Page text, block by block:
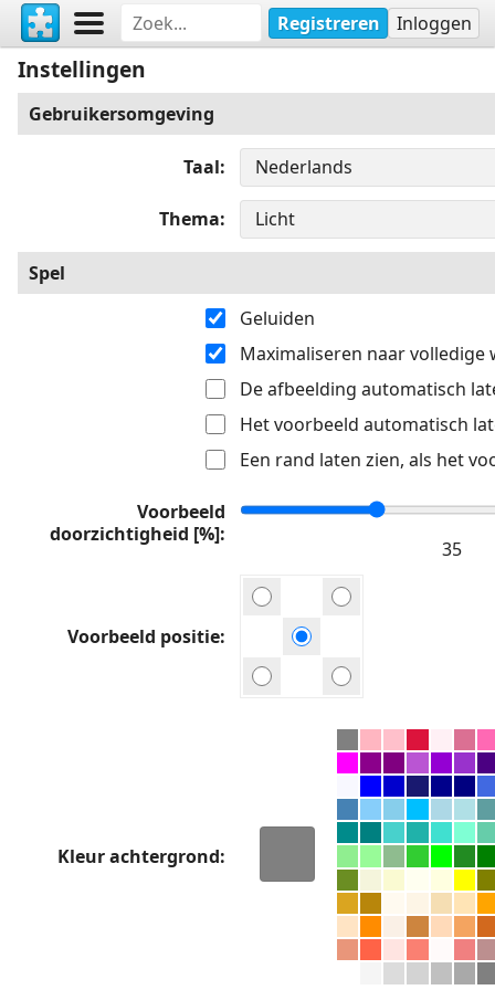
Registreren Inloggen
Instellingen
Gebruikersomgeving
Taal
Thema
Spel
Geluiden
Maximaliseren naar volledige
De afbeelding automatisch
Het voorbeeld automatisch
Een rand laten zien, als het
Voorbeeld
doorzichtigheid [%]
Voorbeeld positie
Kleur achtergrond